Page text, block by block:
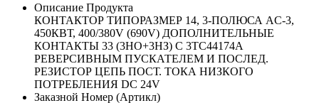
Описание Продукта
КОНТАКТОР ТИПОРАЗМЕР 14, 3-ПОЛЮСА AC-3,
450КВТ, 400/380V (690V) ДОПОЛНИТЕЛЬНЫЕ
КОНТАКТЫ 33 (3НО+3НЗ) С 3TC44174A
РЕВЕРСИВНЫМ ПУСКАТЕЛЕМ И ПОСЛЕД.
РЕЗИСТОР ЦЕПЬ ПОСТ. ТОКА НИЗКОГО
ПОТРЕБЛЕНИЯ DC 24V
Заказной Номер (Артикл)